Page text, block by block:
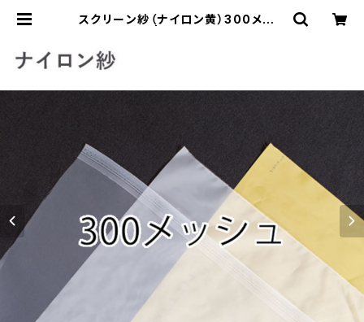
スクリーン紗（ナイロン黄）300メッシ